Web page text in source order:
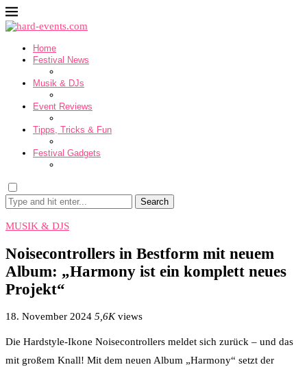
Home
Festival News
Musik & DJs
Event Reviews
Tipps, Tricks & Fun
Festival Gadgets
Search
MUSIK & DJS
Noisecontrollers in Bestform mit neuem
Album: „Harmony ist ein komplett neues
Projekt“
18. November 2024 5,6Kviews
Die Hardstyle-Ikone Noisecontrollers meldet sich zurück – und das
mit großem Knall! Mit dem neuen Album „Harmony“ setzt der